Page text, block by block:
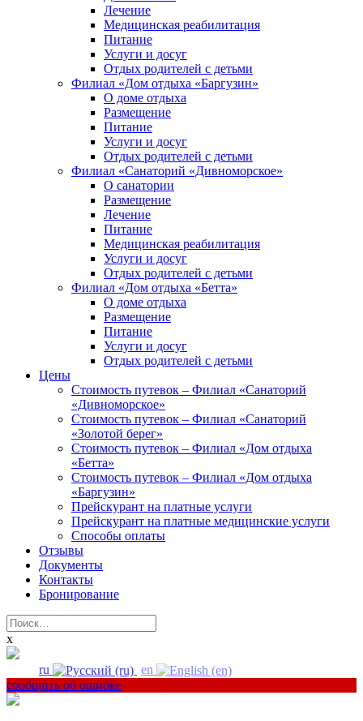
Лечение
Медицинская реабилитация
Питание
Услуги и досуг
Отдых родителей с детьми
Филиал «Дом отдыха «Баргузин»
О доме отдыха
Размещение
Питание
Услуги и досуг
Отдых родителей с детьми
Филиал «Санаторий «Дивноморское»
О санатории
Размещение
Лечение
Питание
Медицинская реабилитация
Услуги и досуг
Отдых родителей с детьми
Филиал «Дом отдыха «Бетта»
О доме отдыха
Размещение
Питание
Услуги и досуг
Отдых родителей с детьми
Цены
Стоимость путевок – Филиал «Санаторий
«Дивноморское»
Стоимость путевок – Филиал «Санаторий
«Золотой берег»
Стоимость путевок – Филиал «Дом отдыха
«Бетта»
Стоимость путевок – Филиал «Дом отдыха
«Баргузин»
Прейскурант на платные услуги
Прейскурант на платные медицинские услуги
Способы оплаты
Отзывы
Документы
Контакты
Бронирование
Найти:
x
ru
en
сообщить об ошибке